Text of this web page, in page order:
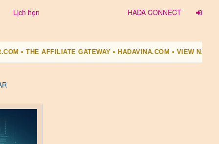
Lịch hẹn HADA CONNECT
GATEWAY • HADAVINA.COM • VIEW NATIVE HERITAGE •